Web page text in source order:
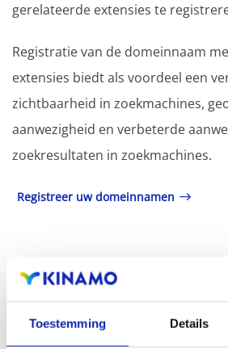
Toestemming Details
gerelateerde extensies te
Registratie van de domeinnaam
extensies biedt als voordeel een
zichtbaarheid in zoekmachines,
aanwezigheid en verbeterde
zoekresultaten in zoekmachines.
Registreer uw domeinnamen